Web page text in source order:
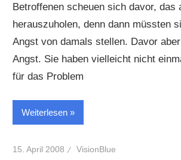
Betroffenen scheuen sich davor, das
herauszuholen, denn dann müssten
Angst von damals stellen. Davor
Angst. Sie haben vielleicht nicht
für das Problem
Weiterlesen
15. April 2008 VisionBlue